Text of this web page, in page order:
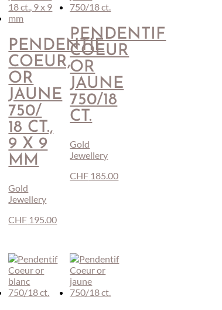
PENDENTIF
COEUR,
OR
JAUNE
750/
18 CT.,
9 X 9
MM
Gold
Jewellery
CHF 195.00
PENDENTIF
COEUR
OR
JAUNE
750/18
CT.
Gold
Jewellery
CHF 185.00